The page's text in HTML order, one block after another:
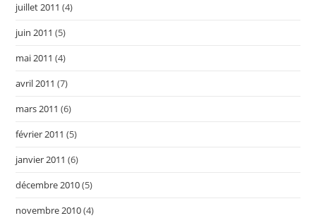
juillet 2011 (4)
juin 2011 (5)
mai 2011 (4)
avril 2011 (7)
mars 2011 (6)
février 2011 (5)
janvier 2011 (6)
décembre 2010(5)
novembre 2010(4)